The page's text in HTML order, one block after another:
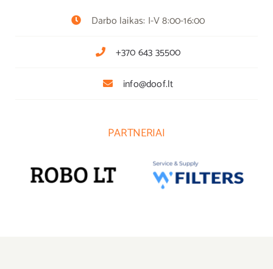
Darbo laikas: I-V 8:00-16:00
+370 643 35500
info@doof.lt
PARTNERIAI